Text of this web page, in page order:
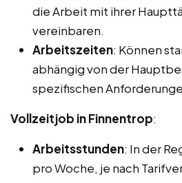
die Arbeit mit ihrer
vereinbaren.
Arbeitszeiten: Können
abhängig von der
spezifischen
Vollzeitjob in Finnentrop:
Arbeitsstunden: In der
pro Woche, je nach